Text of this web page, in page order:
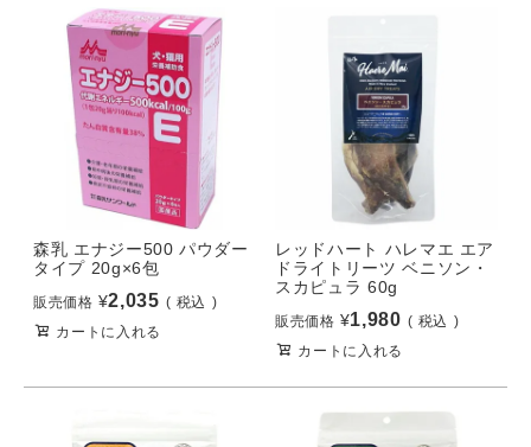
森乳 エナジー500 パウダー
タイプ 20g×6包
販売価格 ¥2,035
税込
カートに入れる
レッドハート ハレマエ エア
ドライトリーツ ベニソン・
スカピュラ 60g
販売価格 ¥1,980
税込
カートに入れる